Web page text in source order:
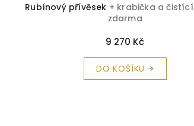
Rubínový přívěsek + krabička a
zdarma
9 270 Kč
DO KOŠÍKU